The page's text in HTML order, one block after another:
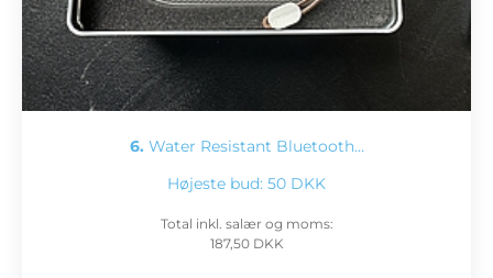
6. Water Resistant Bluetooth…
Højeste bud: 50 DKK
Total inkl. salær og moms:
187,50 DKK